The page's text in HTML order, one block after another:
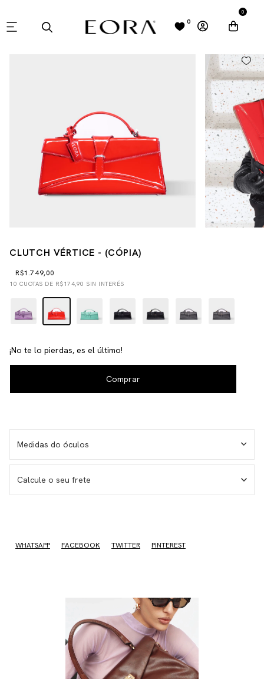
0
0
CLUTCH VÉRTICE - (CÓPIA)
R$1.749,00
10 CUOTAS DE R$174,90 SIN INTERÉS
¡No te lo pierdas, es el último!
Medidas do óculos
Calcule o seu frete
WHATSAPP
FACEBOOK TWITTER PINTEREST